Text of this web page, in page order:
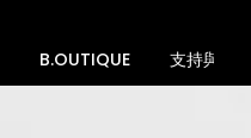
B.OUTIQUE 支持與贊助